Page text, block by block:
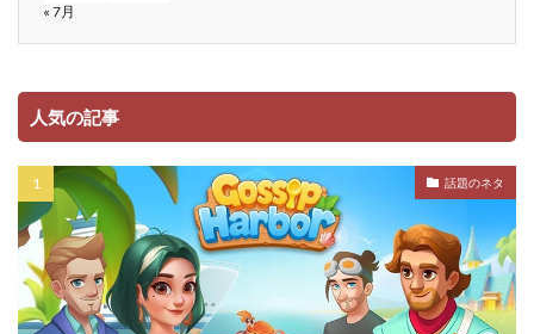
« 7月
人気の記事
話題のネタ